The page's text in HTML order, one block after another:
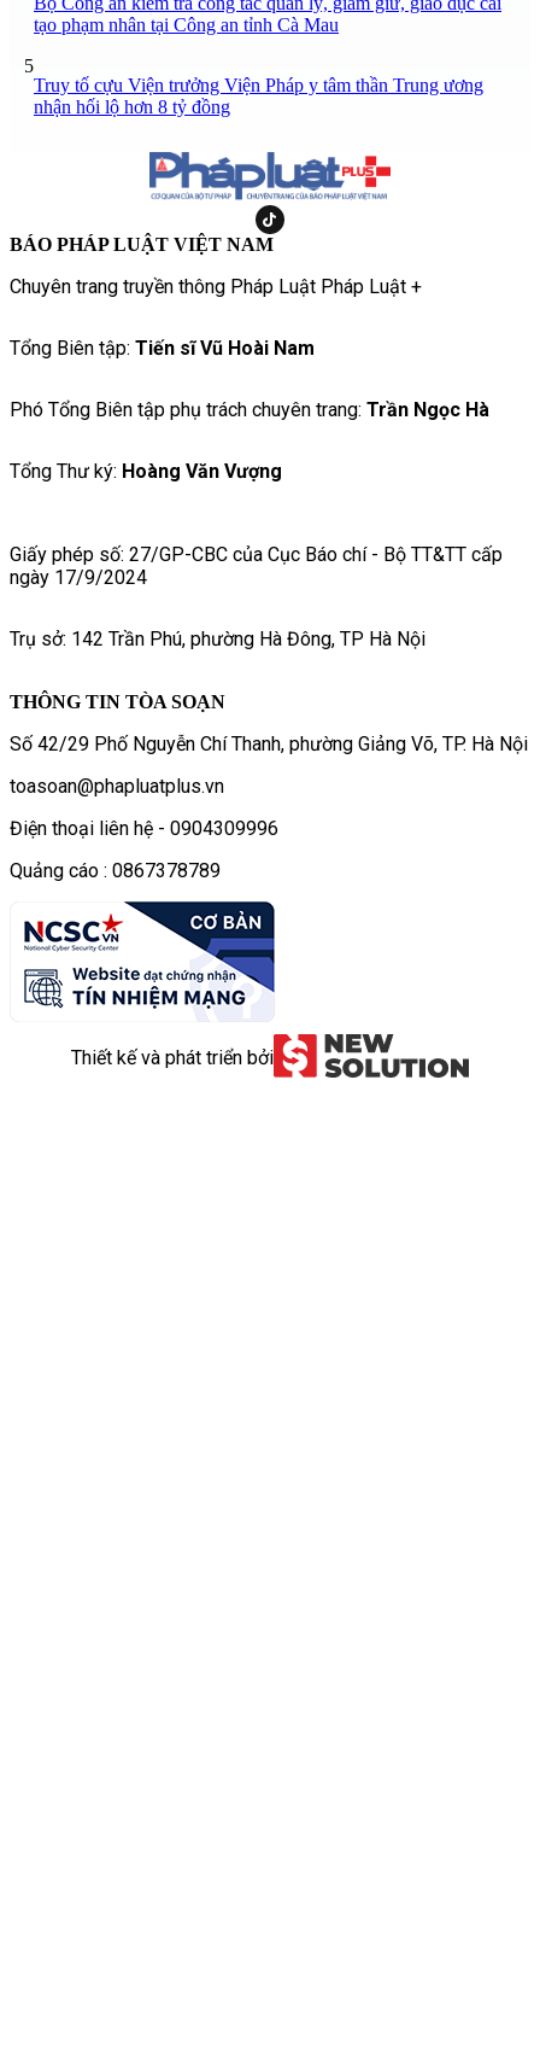
tạo phạm nhân tại Công an tỉnh Cà Mau
5
Truy tố cựu Viện trưởng Viện Pháp y tâm thần Trung ương
nhận hối lộ hơn 8 tỷ đồng
BÁO PHÁP LUẬT VIỆT NAM
Chuyên trang truyền thông Pháp Luật Pháp Luật +
Tổng Biên tập: Tiến sĩ Vũ Hoài Nam
Phó Tổng Biên tập phụ trách chuyên trang: Trần Ngọc Hà
Tổng Thư ký: Hoàng Văn Vượng
Giấy phép số: 27/GP-CBC của Cục Báo chí - Bộ TT&TT cấp
ngày 17/9/2024
Trụ sở: 142 Trần Phú, phường Hà Đông, TP Hà Nội
THÔNG TIN TÒA SOẠN
Số 42/29 Phố Nguyễn Chí Thanh, phường Giảng Võ, TP. Hà Nội
toasoan@phapluatplus.vn
Điện thoại liên hệ - 0904309996
Quảng cáo : 0867378789
Thiết kế và phát triển bởi